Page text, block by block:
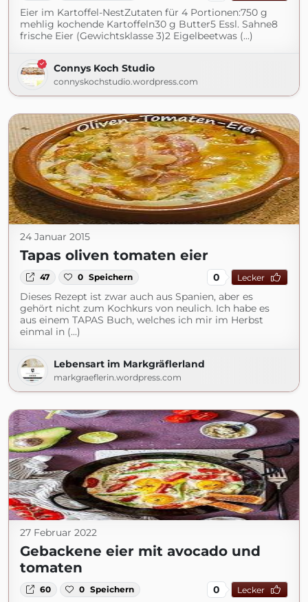
Eier im Kartoffel-NestZutaten für 4 Portionen:750 g
mehlig kochende Kartoffeln30 g Butter5 Essl. Sahne8
frische Eier (Gewichtsklasse 3)2 Eigelbeetwas (...)
Connys Koch Studio
connyskochstudio.wordpress.com
24 Januar 2015
Tapas oliven tomaten eier
47 0 Speichern 0 Lecker
Dieses Rezept ist zwar auch aus Spanien, aber es
gehört nicht zum Kochkurs von neulich. Ich habe es
aus einem TAPAS Buch, welches ich mir im Herbst
einmal in (...)
Lebensart im Markgräflerland
markgraeflerin.wordpress.com
27 Februar 2022
Gebackene eier mit avocado und
tomaten
60 0 Speichern 0 Lecker